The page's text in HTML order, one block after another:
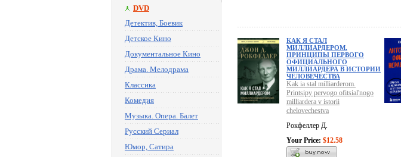
DVD
Детектив, Боевик
Детское Кино
Документальное Кино
Драма. Мелодрама
Классика
Комедия
Музыка. Опера. Балет
Русский Сериал
Юмор, Сатира
КАК Я СТАЛ
МИЛЛИАРДЕРОМ.
ПРИНЦИПЫ ПЕРВОГО
ОФИЦИАЛЬНОГО
МИЛЛИАРДЕРА В ИСТОРИИ
ЧЕЛОВЕЧЕСТВА
Kak ia stal milliarderom.
Printsipy pervogo ofitsial'nogo
milliardera v istorii
chelovechestva
Рокфеллер Д.
Your Price: $12.58